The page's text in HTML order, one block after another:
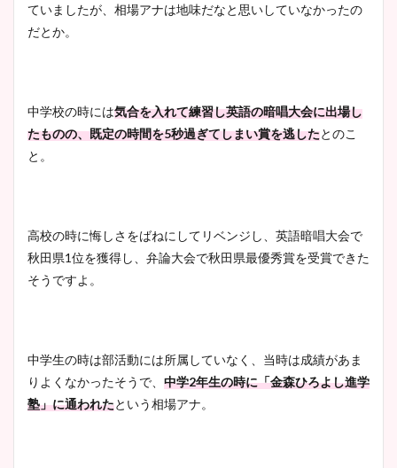
ていましたが、相場アナは地味だなと思いしていなかったの
だとか。
中学校の時には気合を入れて練習し英語の暗唱大会に出場し
たものの、既定の時間を5秒過ぎてしまい賞を逃したとのこ
と。
高校の時に悔しさをばねにしてリベンジし、英語暗唱大会で
秋田県1位を獲得し、弁論大会で秋田県最優秀賞を受賞できた
そうですよ。
中学生の時は部活動には所属していなく、当時は成績があま
りよくなかったそうで、 中学2年生の時に「金森ひろよし進学
塾」に通われたという相場アナ。